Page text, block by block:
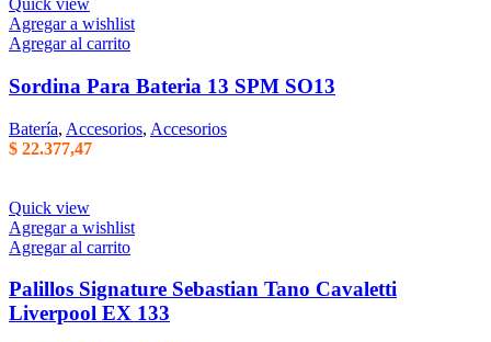
Quick view
Agregar a wishlist
Agregar al carrito
Sordina Para Bateria 13 SPM SO13
Batería, Accesorios, Accesorios
$ 22.377,47
Quick view
Agregar a wishlist
Agregar al carrito
Palillos Signature Sebastian Tano Cavaletti
Liverpool EX 133